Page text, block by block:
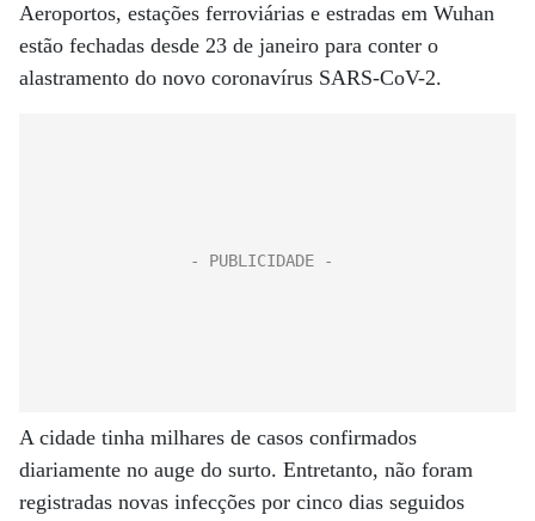
Aeroportos, estações ferroviárias e estradas em Wuhan
estão fechadas desde 23 de janeiro para conter o
alastramento do novo coronavírus SARS-CoV-2.
A cidade tinha milhares de casos confirmados
diariamente no auge do surto. Entretanto, não foram
registradas novas infecções por cinco dias seguidos